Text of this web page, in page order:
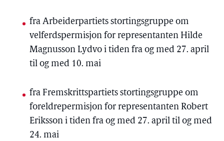
fra Arbeiderpartiets stortingsgruppe om
velferdspermisjon for representanten Hilde
MagnussonLydvo i tiden fra og med 27. april
til og med 10. mai
fra Fremskrittspartiets stortingsgruppe om
foreldrepermisjon for representanten Robert
Eriksson i tiden fra og med 27. april til og med
24. mai